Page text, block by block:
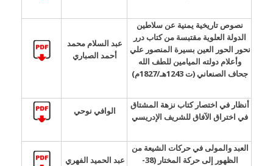
عبد السلام محمد
أحمد الصباري
نصوص تاريخية يمنية عن سلاطين
الدولة العلوية مقتبسة من كتاب درر
نحور الحور العين بسيرة المنصور علي
وأعلام دولته الميامين للطف الله
جحاف الصنعاني (ت 1243هـ/1827م)
الوافي نوحي
أنظار في اختصار كتاب نزهة المشتاق
في اختراق الآفاق للشريف الإدريسي
عبد الحميد الفهري
العبد والمولى في حركات الشيعة من
الظهور إلى حركة المختار (38-